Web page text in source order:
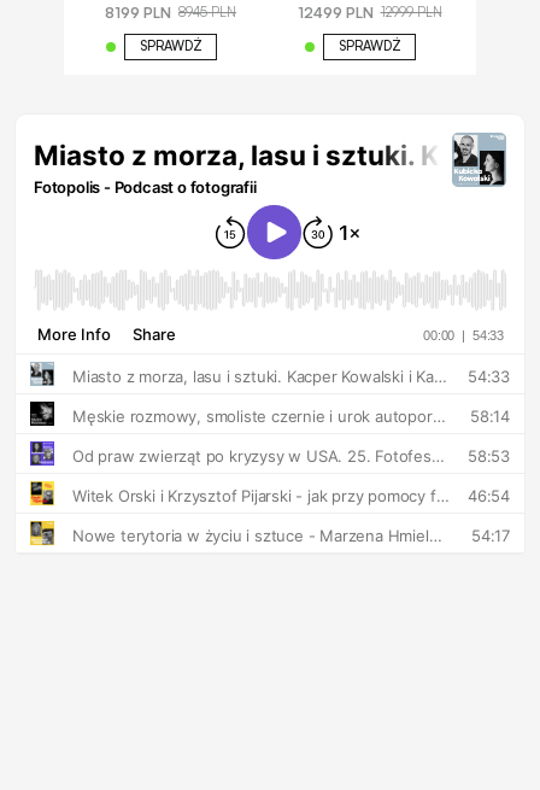
8199 PLN 8945 PLN
SPRAWDŹ
12499 PLN 12999 PLN
SPRAWDŹ